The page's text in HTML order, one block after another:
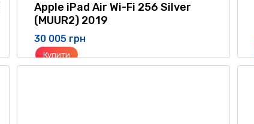
Apple iPad Air Wi-Fi 256 Silver
(MUUR2) 2019
30 005 грн
Купити